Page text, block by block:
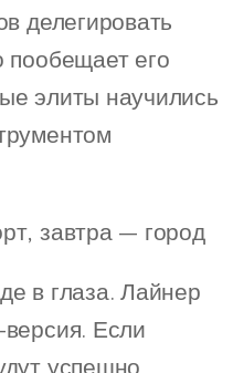
делегировать
пообещает его
элиты научились
завтра — город
в глаза. Лайнер
Если